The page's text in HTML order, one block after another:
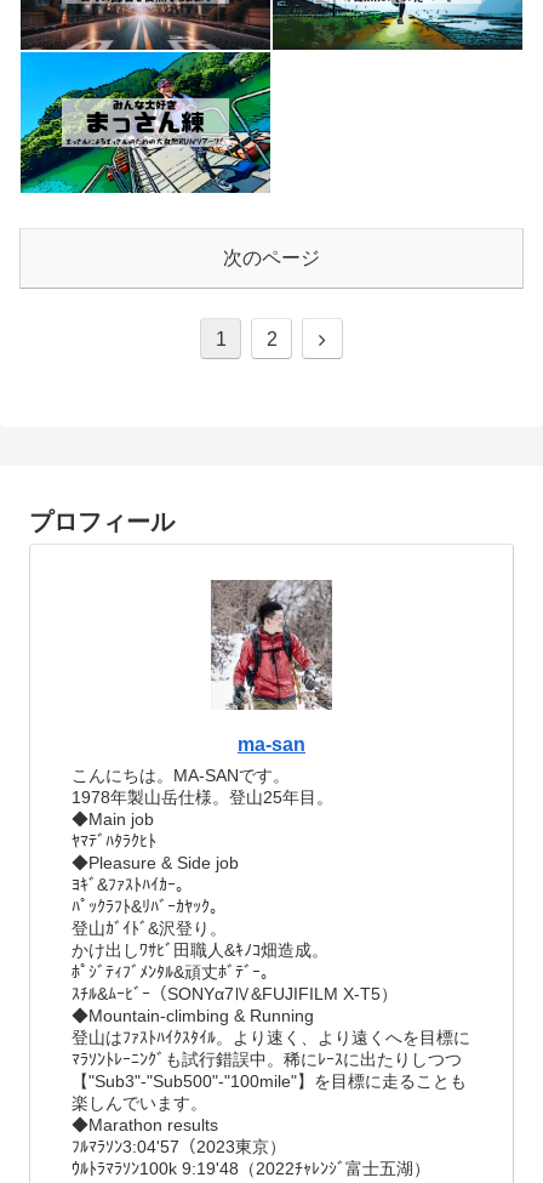
次のページ
1 2
次
プロフィール
ma-san
こんにちは。MA-SANです。
1978年製山岳仕様。登山25年目。
◆Main job
ﾔﾏﾃﾞﾊﾀﾗｸﾋﾄ
◆Pleasure & Side job
ﾖｷﾞ&ﾌｧｽﾄﾊｲｶｰ。
ﾊﾟｯｸﾗﾌﾄ&ﾘﾊﾞｰｶﾔｯｸ。
登山ｶﾞｲﾄﾞ&沢登り。
かけ出しﾜｻﾋﾞ田職人&ｷﾉｺ畑造成。
ﾎﾟｼﾞﾃｨﾌﾞﾒﾝﾀﾙ&頑丈ﾎﾞﾃﾞｰ。
ｽﾁﾙ&ﾑｰﾋﾞｰ（SONYα7Ⅳ&FUJIFILM X-T5）
◆Mountain-climbing & Running
登山はﾌｧｽﾄﾊｲｸｽﾀｲﾙ。より速く、より遠くへを目標に
ﾏﾗｿﾝﾄﾚｰﾆﾝｸﾞも試行錯誤中。稀にﾚｰｽに出たりしつつ
【"Sub3"-"Sub500"-"100mile"】を目標に走ることも
楽しんでいます。
◆Marathon results
ﾌﾙﾏﾗｿﾝ3:04'57（2023東京）
ｳﾙﾄﾗﾏﾗｿﾝ100k 9:19'48（2022ﾁｬﾚﾝｼﾞ富士五湖）